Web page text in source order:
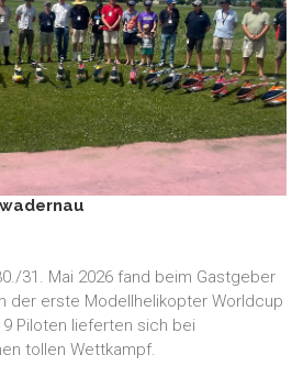
31. Mai 2026 fand beim Gastgeber
der erste Modellhelikopter Worldcup
Piloten lieferten sich bei
tollen Wettkampf.